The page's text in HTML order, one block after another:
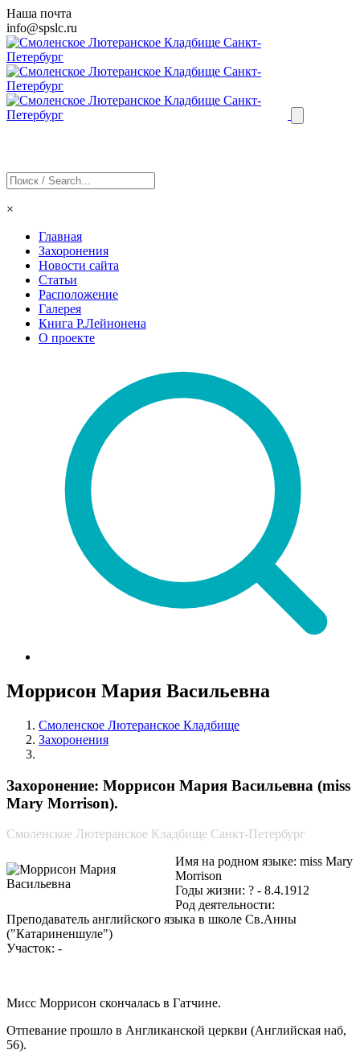
Наша почта
info@spslc.ru
×
Главная
Захоронения
Новости сайта
Статьи
Расположение
Галерея
Книга Р.Лейнонена
О проекте
Моррисон Мария Васильевна
Смоленское Лютеранское Кладбище
Захоронения
Захоронение: Моррисон Мария Васильевна (miss
Mary Morrison).
Смоленское Лютеранское Кладбище Санкт-Петербург
Имя на родном языке: miss Mary
Morrison
Годы жизни: ? - 8.4.1912
Род деятельности:
Преподаватель английского языка в школе Св.Анны
("Катариненшуле")
Участок: -
Мисс Моррисон скончалась в Гатчине.
Отпевание прошло в Англиканской церкви (Английская наб,
56).